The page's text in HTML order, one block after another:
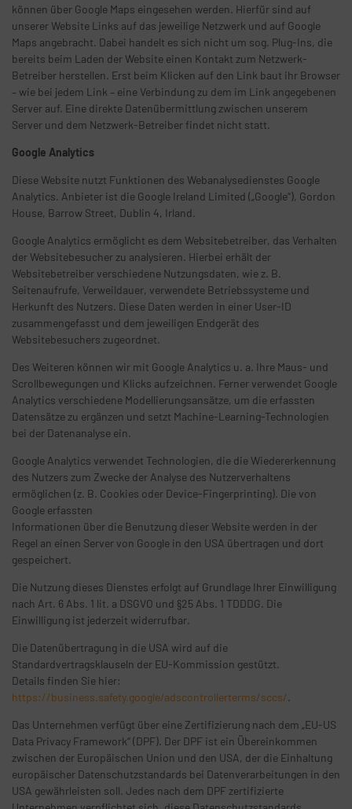
können über Google Maps eingesehen werden. Hierfür sind auf
unserer Website Links auf das jeweilige Netzwerk und auf Google
Maps angebracht. Dabei handelt es sich nicht um sog. Plug-Ins, die
bereits beim Laden der Website einen Kontakt zum Netzwerk-
Betreiber herstellen. Erst beim Klicken auf den Link baut ihr Browser
– wie bei jedem Link – eine Verbindung zu dem im Link angegebenen
Server auf. Eine direkte Datenübermittlung zwischen unserem
Server und dem Netzwerk-Betreiber findet nicht statt.
Google Analytics
Diese Website nutzt Funktionen des Webanalysedienstes Google
Analytics. Anbieter ist die Google Ireland Limited („Google“), Gordon
House, Barrow Street, Dublin 4, Irland.
Google Analytics ermöglicht es dem Websitebetreiber, das Verhalten
der Websitebesucher zu analysieren. Hierbei erhält der
Websitebetreiber verschiedene Nutzungsdaten, wie z. B.
Seitenaufrufe, Verweildauer, verwendete Betriebssysteme und
Herkunft des Nutzers. Diese Daten werden in einer User-ID
zusammengefasst und dem jeweiligen Endgerät des
Websitebesuchers zugeordnet.
Des Weiteren können wir mit Google Analytics u. a. Ihre Maus- und
Scrollbewegungen und Klicks aufzeichnen. Ferner verwendet Google
Analytics verschiedene Modellierungsansätze, um die erfassten
Datensätze zu ergänzen und setzt Machine-Learning-Technologien
bei der Datenanalyse ein.
Google Analytics verwendet Technologien, die die Wiedererkennung
des Nutzers zum Zwecke der Analyse des Nutzerverhaltens
ermöglichen (z. B. Cookies oder Device-Fingerprinting). Die von
Google erfassten
Informationen über die Benutzung dieser Website werden in der
Regel an einen Server von Google in den USA übertragen und dort
gespeichert.
Die Nutzung dieses Dienstes erfolgt auf Grundlage Ihrer Einwilligung
nach Art. 6 Abs. 1 lit. a DSGVO und §25 Abs. 1 TDDDG. Die
Einwilligung ist jederzeit widerrufbar.
Die Datenübertragung in die USA wird auf die
Standardvertragsklauseln der EU-Kommission gestützt.
Details finden Sie hier:
https://business.safety.google/adscontrollerterms/sccs/.
Das Unternehmen verfügt über eine Zertifizierung nach dem „EU-US
Data Privacy Framework“ (DPF). Der DPF ist ein Übereinkommen
zwischen der Europäischen Union und den USA, der die Einhaltung
europäischer Datenschutzstandards bei Datenverarbeitungen in den
USA gewährleisten soll. Jedes nach dem DPF zertifizierte